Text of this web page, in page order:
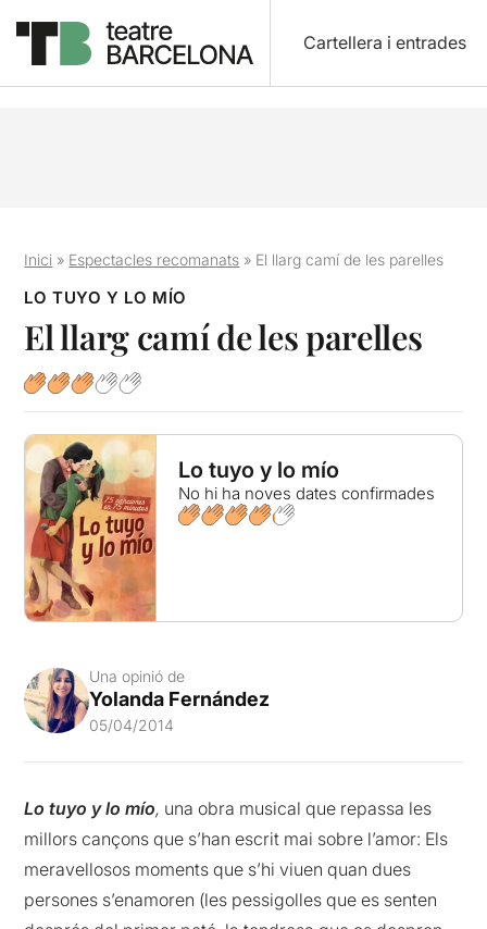
Cartellera i entrades
Inici » Espectacles recomanats » El llarg camí de les parelles
LO TUYO Y LO MÍO
El llarg camí de les parelles
Lo tuyo y lo mío
No hi ha noves dates confirmades
Una opinió de
Yolanda Fernández
05/04/2014
Lo tuyo y lo mío, una obra musical que repassa les
millors cançons que s’han escrit mai sobre l’amor: Els
meravellosos moments que s’hi viuen quan dues
persones s’enamoren (les pessigolles que es senten